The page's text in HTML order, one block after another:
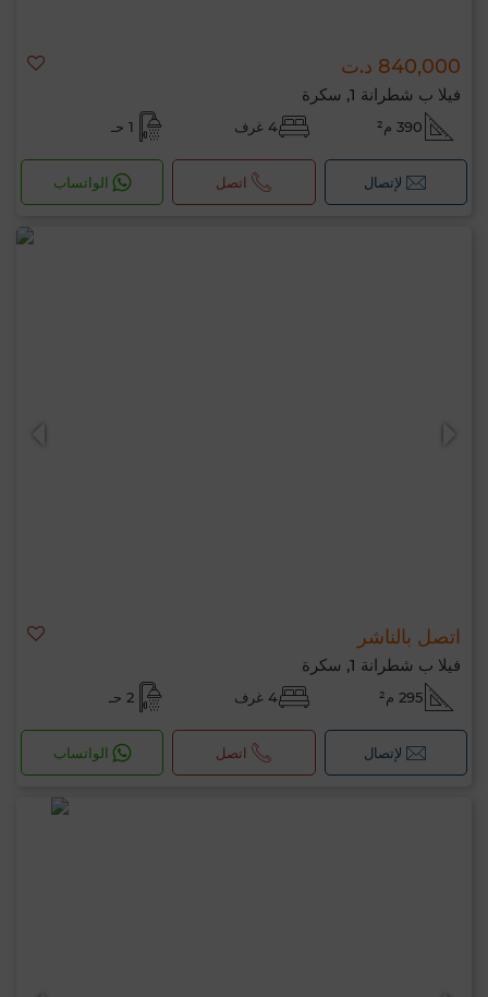
840,000 د.ت
فيلا ب شطرانة 1, سكرة
390 م² 4 غرف 1 حـ
لإتصال اتصل الواتساب
اتصل بالناشر
فيلا ب شطرانة 1, سكرة
295 م² 4 غرف 2 حـ
لإتصال اتصل الواتساب